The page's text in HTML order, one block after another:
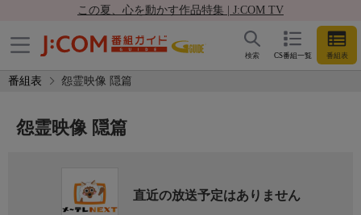
この夏、心を動かす作品特集 | J:COM TV
CS番組一覧 番組表
検索
番組表 怨霊映像 隠篇
怨霊映像 隠篇
直近の放送予定はありません